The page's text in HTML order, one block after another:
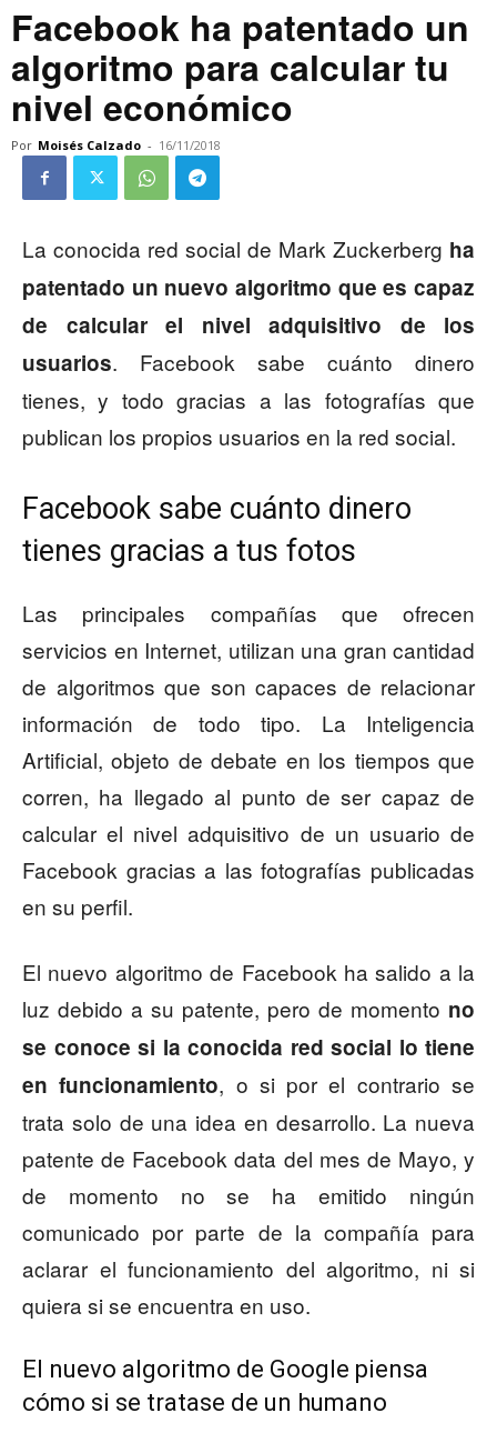
Facebook ha patentado un
algoritmo para calcular tu
nivel económico
Por Moisés Calzado - 16/11/2018
La conocida red social de Mark Zuckerberg ha
patentado un nuevo algoritmo que es capaz
de calcular el nivel adquisitivo de los
usuarios. Facebook sabe cuánto dinero
tienes, y todo gracias a las fotografías que
publican los propios usuarios en la red social.
Facebook sabe cuánto dinero
tienes gracias a tus fotos
Las principales compañías que ofrecen
servicios en Internet, utilizan una gran cantidad
de algoritmos que son capaces de relacionar
información de todo tipo. La Inteligencia
Artificial, objeto de debate en los tiempos que
corren, ha llegado al punto de ser capaz de
calcular el nivel adquisitivo de un usuario de
Facebook gracias a las fotografías publicadas
en su perfil.
El nuevo algoritmo de Facebook ha salido a la
luz debido a su patente, pero de momento no
se conoce si la conocida red social lo tiene
en funcionamiento, o si por el contrario se
trata solo de una idea en desarrollo. La nueva
patente de Facebook data del mes de Mayo, y
de momento no se ha emitido ningún
comunicado por parte de la compañía para
aclarar el funcionamiento del algoritmo, ni si
quiera si se encuentra en uso.
El nuevo algoritmo de Google piensa
cómo si se tratase de un humano